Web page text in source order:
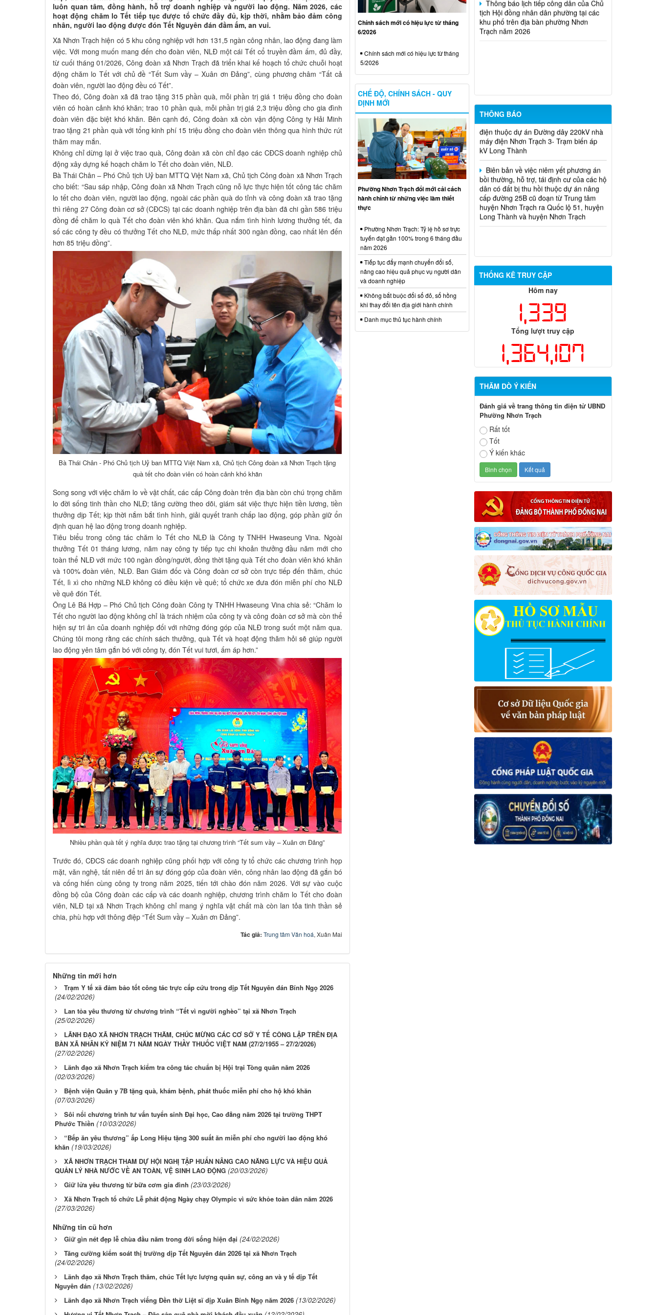
luôn quan tâm, đồng hành, hỗ trợ doanh nghiệp và người lao động. Năm 2026, các
hoạt động chăm lo Tết tiếp tục được tổ chức đầy đủ, kịp thời, nhằm bảo đảm công
nhân, người lao động được đón Tết Nguyên đán đầm ấm, an vui.
Xã Nhơn Trạch hiện có 5 khu công nghiệp với hơn 131,5 ngàn công nhân, lao động đang làm
việc. Với mong muốn mang đến cho đoàn viên, NLĐ một cái Tết cổ truyền đầm ấm, đủ đầy,
từ cuối tháng 01/2026, Công đoàn xã Nhơn Trạch đã triển khai kế hoạch tổ chức chuỗi hoạt
động chăm lo Tết với chủ đề “Tết Sum vầy – Xuân ơn Đảng”, cùng phương châm “Tất cả
đoàn viên, người lao động đều có Tết”.
Theo đó, Công đoàn xã đã trao tặng 315 phần quà, mỗi phần trị giá 1 triệu đồng cho đoàn
viên có hoàn cảnh khó khăn; trao 10 phần quà, mỗi phần trị giá 2,3 triệu đồng cho gia đình
đoàn viên đặc biệt khó khăn. Bên cạnh đó, Công đoàn xã còn vận động Công ty Hải Minh
trao tặng 21 phần quà với tổng kinh phí 15 triệu đồng cho đoàn viên thông qua hình thức rút
thăm may mắn.
Không chỉ dừng lại ở việc trao quà, Công đoàn xã còn chỉ đạo các CĐCS doanh nghiệp chủ
động xây dựng kế hoạch chăm lo Tết cho đoàn viên, NLĐ.
Bà Thái Chân – Phó Chủ tịch Uỷ ban MTTQ Việt Nam xã, Chủ tịch Công đoàn xã Nhơn Trạch
cho biết: “Sau sáp nhập, Công đoàn xã Nhơn Trạch cũng nỗ lực thực hiện tốt công tác chăm
lo tết cho đoàn viên, người lao động, ngoài các phần quà do tỉnh và công đoàn xã trao tặng
thì riêng 27 Công đoàn cơ sở (CĐCS) tại các doanh nghiệp trên địa bàn đã chi gần 586 triệu
đồng để chăm lo quà Tết cho đoàn viên khó khăn. Qua nắm tình hình lương thưởng tết, đa
số các công ty đều có thưởng Tết cho NLĐ, mức thấp nhất 300 ngàn đồng, cao nhất lên đến
hơn 85 triệu đồng”.
Bà Thái Chân - Phó Chủ tịch Uỷ ban MTTQ Việt Nam xã, Chủ tịch Công đoàn xã Nhơn Trạch tặng
quà tết cho đoàn viên có hoàn cảnh khó khăn
Song song với việc chăm lo về vật chất, các cấp Công đoàn trên địa bàn còn chú trọng chăm
lo đời sống tinh thần cho NLĐ; tăng cường theo dõi, giám sát việc thực hiện tiền lương, tiền
thưởng dịp Tết; kịp thời nắm bắt tình hình, giải quyết tranh chấp lao động, góp phần giữ ổn
định quan hệ lao động trong doanh nghiệp.
Tiêu biểu trong công tác chăm lo Tết cho NLĐ là Công ty TNHH Hwaseung Vina. Ngoài
thưởng Tết 01 tháng lương, năm nay công ty tiếp tục chi khoản thưởng đầu năm mới cho
toàn thể NLĐ với mức 100 ngàn đồng/người, đồng thời tặng quà Tết cho đoàn viên khó khăn
và 100% đoàn viên, NLĐ. Ban Giám đốc và Công đoàn cơ sở còn trực tiếp đến thăm, chúc
Tết, lì xì cho những NLĐ không có điều kiện về quê; tổ chức xe đưa đón miễn phí cho NLĐ
về quê đón Tết.
Ông Lê Bá Hợp – Phó Chủ tịch Công đoàn Công ty TNHH Hwaseung Vina chia sẻ: “Chăm lo
Tết cho người lao động không chỉ là trách nhiệm của công ty và công đoàn cơ sở mà còn thể
hiện sự tri ân của doanh nghiệp đối với những đóng góp của NLĐ trong suốt một năm qua.
Chúng tôi mong rằng các chính sách thưởng, quà Tết và hoạt động thăm hỏi sẽ giúp người
lao động yên tâm gắn bó với công ty, đón Tết vui tươi, ấm áp hơn.”
Nhiều phần quà tết ý nghĩa được trao tặng tại chương trình “Tết sum vầy – Xuân ơn Đảng”
Trước đó, CĐCS các doanh nghiệp cũng phối hợp với công ty tổ chức các chương trình họp
mặt, văn nghệ, tất niên để tri ân sự đóng góp của đoàn viên, công nhân lao động đã gắn bó
và cống hiến cùng công ty trong năm 2025, tiến tới chào đón năm 2026. Với sự vào cuộc
đồng bộ của Công đoàn các cấp và các doanh nghiệp, chương trình chăm lo Tết cho đoàn
viên, NLĐ tại xã Nhơn Trạch không chỉ mang ý nghĩa vật chất mà còn lan tỏa tinh thần sẻ
chia, phù hợp với thông điệp “Tết Sum vầy – Xuân ơn Đảng”.
Tác giả: Trung tâm Văn hoá, Xuân Mai
Những tin mới hơn
Trạm Y tế xã đảm bảo tốt công tác trực cấp cứu trong dịp Tết Nguyên đán Bính Ngọ 2026
(24/02/2026)
Lan tỏa yêu thương từ chương trình “Tết vì người nghèo” tại xã Nhơn Trạch
(25/02/2026)
LÃNH ĐẠO XÃ NHƠN TRẠCH THĂM, CHÚC MỪNG CÁC CƠ SỞ Y TẾ CÔNG LẬP TRÊN ĐỊA
BÀN XÃ NHÂN KỶ NIỆM 71 NĂM NGÀY THẦY THUỐC VIỆT NAM (27/2/1955 – 27/2/2026)
(27/02/2026)
Lãnh đạo xã Nhơn Trạch kiểm tra công tác chuẩn bị Hội trại Tòng quân năm 2026
(02/03/2026)
Bệnh viện Quân y 7B tặng quà, khám bệnh, phát thuốc miễn phí cho hộ khó khăn
(07/03/2026)
Sôi nổi chương trình tư vấn tuyển sinh Đại học, Cao đẳng năm 2026 tại trường THPT
Phước Thiền (10/03/2026)
“Bếp ăn yêu thương” ấp Long Hiệu tặng 300 suất ăn miễn phí cho người lao động khó
khăn (19/03/2026)
XÃ NHƠN TRẠCH THAM DỰ HỘI NGHỊ TẬP HUẤN NÂNG CAO NĂNG LỰC VÀ HIỆU QUẢ
QUẢN LÝ NHÀ NƯỚC VỀ AN TOÀN, VỆ SINH LAO ĐỘNG (20/03/2026)
Giữ lửa yêu thương từ bữa cơm gia đình (23/03/2026)
Xã Nhơn Trạch tổ chức Lễ phát động Ngày chạy Olympic vì sức khỏe toàn dân năm 2026
(27/03/2026)
Những tin cũ hơn
Giữ gìn nét đẹp lễ chùa đầu năm trong đời sống hiện đại (24/02/2026)
Tăng cường kiểm soát thị trường dịp Tết Nguyên đán 2026 tại xã Nhơn Trạch
(24/02/2026)
Lãnh đạo xã Nhơn Trạch thăm, chúc Tết lực lượng quân sự, công an và y tế dịp Tết
Nguyên đán (13/02/2026)
Lãnh đạo xã Nhơn Trạch viếng Đền thờ Liệt sĩ dịp Xuân Bính Ngọ năm 2026 (13/02/2026)
khu phố trên địa bàn phường Nhơn
Trạch năm 2026
THÔNG BÁO
Biên bản niêm yết và lấy ý kiến
phương án bồi thường, hỗ trợ, tái định cư
của các hộ dân thuộc dự án công trình
trợ, trái định cư của các hộ dân có đất bị
thu hồi và ảnh hưởng hành lang đường
điện thuộc dự án Đường dây 220kV nhà
máy điện Nhơn Trạch 3- Trạm biến áp
kV Long Thành
Biên bản về việc niêm yết phương án
bồi thường, hỗ trợ, tái định cư của các hộ
dân có đất bị thu hồi thuộc dự án nâng
cấp đường 25B cũ đoạn từ Trung tâm
huyện Nhơn Trạch ra Quốc lộ 51, huyện
Long Thành và huyện Nhơn Trạch
THỐNG KÊ TRUY CẬP
Hôm nay
1,339
Tổng lượt truy cập
1,364,107
THĂM DÒ Ý KIẾN
Đánh giá về trang thông tin điện tử UBND
Phường Nhơn Trạch
Rất tốt
Tốt
Ý kiến khác
Chính sách mới có hiệu lực từ tháng
6/2026
Chính sách mới có hiệu lực từ tháng
5/2026
CHẾ ĐỘ, CHÍNH SÁCH - QUY
ĐỊNH MỚI
Phường Nhơn Trạch đổi mới cải cách
hành chính từ những việc làm thiết
thực
Phường Nhơn Trạch: Tỷ lệ hồ sơ trực
tuyến đạt gần 100% trong 6 tháng đầu
năm 2026
Tiếp tục đẩy mạnh chuyển đổi số,
nâng cao hiệu quả phục vụ người dân
và doanh nghiệp
Không bắt buộc đổi sổ đỏ, sổ hồng
khi thay đổi tên địa giới hành chính
Danh mục thủ tục hành chính